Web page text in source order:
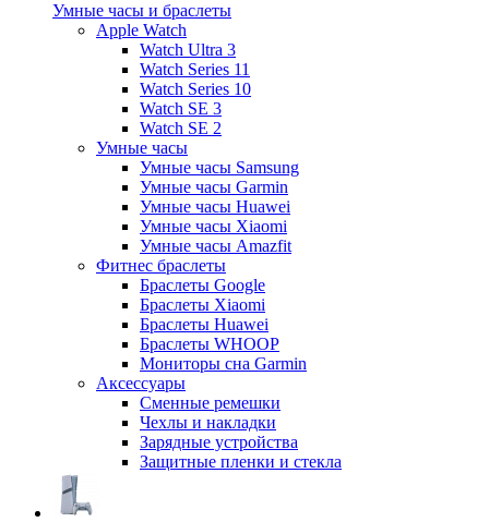
Умные часы и браслеты
Apple Watch
Watch Ultra 3
Watch Series 11
Watch Series 10
Watch SE 3
Watch SE 2
Умные часы
Умные часы Samsung
Умные часы Garmin
Умные часы Huawei
Умные часы Xiaomi
Умные часы Amazfit
Фитнес браслеты
Браслеты Google
Браслеты Xiaomi
Браслеты Huawei
Браслеты WHOOP
Мониторы сна Garmin
Аксессуары
Сменные ремешки
Чехлы и накладки
Зарядные устройства
Защитные пленки и стекла